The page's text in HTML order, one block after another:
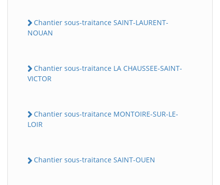
Chantier sous-traitance SAINT-LAURENT-
NOUAN
Chantier sous-traitance LA CHAUSSEE-SAINT-
VICTOR
Chantier sous-traitance MONTOIRE-SUR-LE-
LOIR
Chantier sous-traitance SAINT-OUEN